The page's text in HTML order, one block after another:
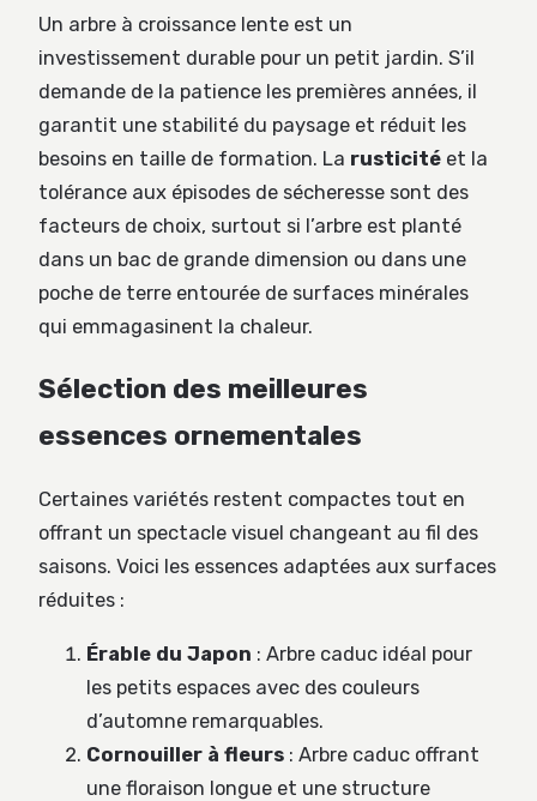
Un arbre à croissance lente est un
investissement durable pour un petit jardin. S’il
demande de la patience les premières années, il
garantit une stabilité du paysage et réduit les
besoins en taille de formation. La rusticité et la
tolérance aux épisodes de sécheresse sont des
facteurs de choix, surtout si l’arbre est planté
dans un bac de grande dimension ou dans une
poche de terre entourée de surfaces minérales
qui emmagasinent la chaleur.
Sélection des meilleures
essences ornementales
Certaines variétés restent compactes tout en
offrant un spectacle visuel changeant au fil des
saisons. Voici les essences adaptées aux surfaces
réduites :
Érable du Japon : Arbre caduc idéal pour
les petits espaces avec des couleurs
d’automne remarquables.
Cornouiller à fleurs : Arbre caduc offrant
une floraison longue et une structure